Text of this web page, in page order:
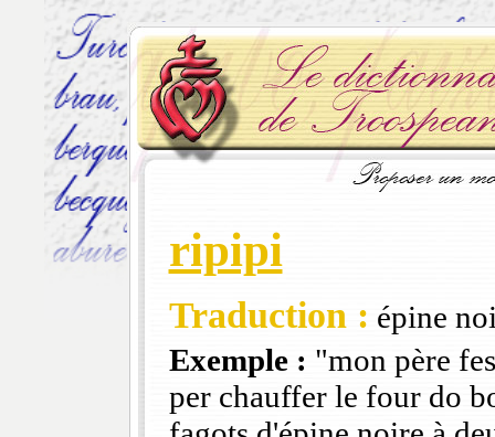
ripipi
Traduction : épine
Exemple : "mon père
per chauffer le four do